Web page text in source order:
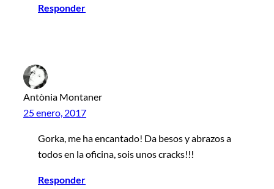
Responder
Antònia Montaner
25 enero, 2017
Gorka, me ha encantado! Da besos y abrazos a
todos en la oficina, sois unos cracks!!!
Responder